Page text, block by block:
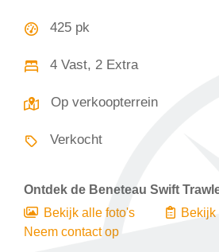
425 pk
4 Vast, 2 Extra
Op verkoopterrein
Verkocht
Ontdek de Beneteau Swift
Bekijk alle foto's
Neem contact op